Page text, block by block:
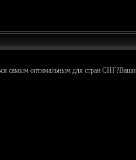
самым оптимальным для стран